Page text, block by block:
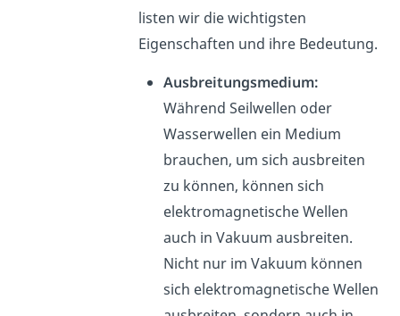
listen wir die wichtigsten
Eigenschaften und ihre Bedeutung.
Ausbreitungsmedium:
Während Seilwellen oder
Wasserwellen ein Medium
brauchen, um sich ausbreiten
zu können, können sich
elektromagnetische Wellen
auch in Vakuum ausbreiten.
Nicht nur im Vakuum können
sich elektromagnetische Wellen